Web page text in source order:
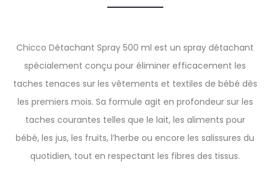
Chicco Détachant Spray 500 ml est un spray détachant
spécialement conçu pour éliminer efficacement les
taches tenaces sur les vêtements et textiles de bébé dès
les premiers mois. Sa formule agit en profondeur sur les
taches courantes telles que le lait, les aliments pour
bébé, les jus, les fruits, l’herbe ou encore les salissures du
quotidien, tout en respectant les fibres des tissus.